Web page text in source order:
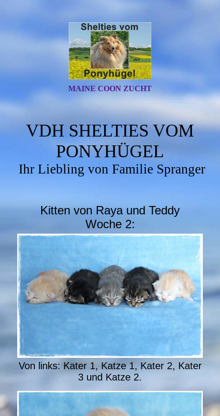
MAINE COON ZUCHT
VDH SHELTIES VOM
PONYHÜGEL
Ihr Liebling von Familie Spranger
Kitten von Raya und Teddy
Woche 2:
Von links: Kater 1, Katze 1, Kater 2, Kater
3 und Katze 2.